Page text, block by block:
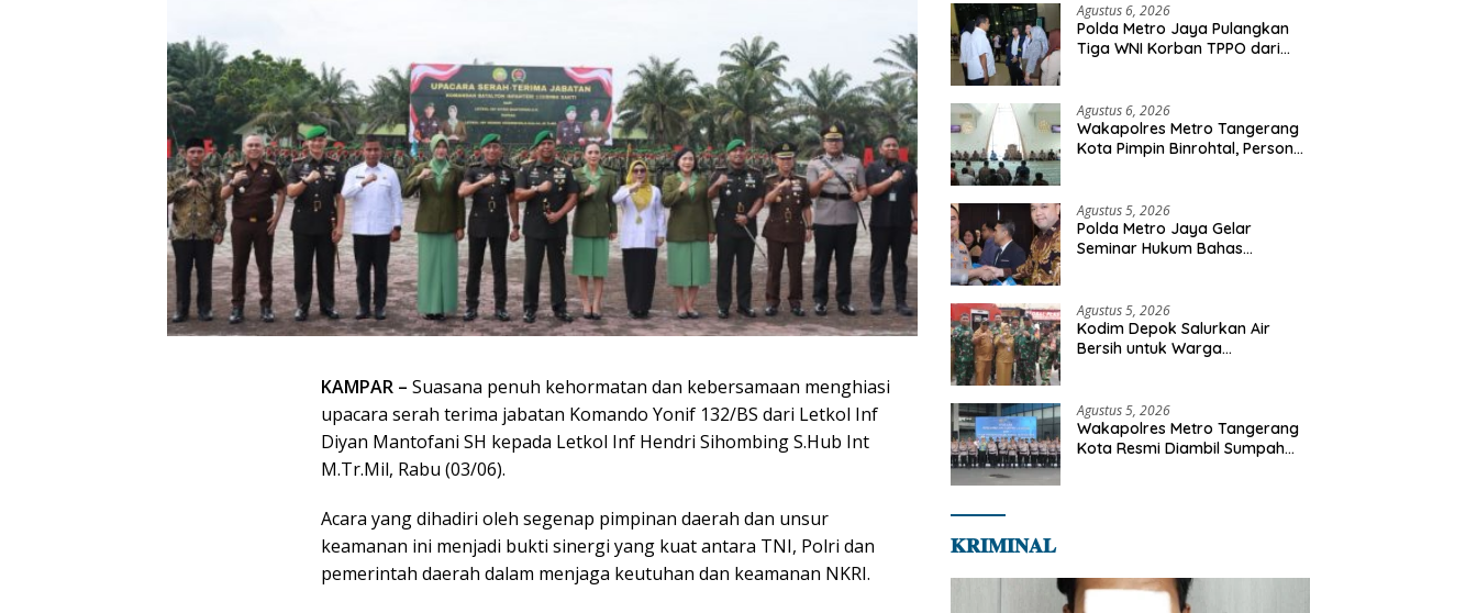
KAMPAR – Suasana penuh kehormatan dan kebersamaan menghiasi
upacara serah terima jabatan Komando Yonif 132/BS dari Letkol Inf
Diyan Mantofani SH kepada Letkol Inf Hendri Sihombing S.Hub Int
M.Tr.Mil, Rabu (03/06).
Acara yang dihadiri oleh segenap pimpinan daerah dan unsur
keamanan ini menjadi bukti sinergi yang kuat antara TNI, Polri dan
pemerintah daerah dalam menjaga keutuhan dan keamanan NKRI.
Agustus 6, 2026
Polda Metro Jaya Pulangkan
Tiga WNI Korban TPPO dari
Agustus 6, 2026
Wakapolres Metro Tangerang
Kota Pimpin Binrohtal, Personel
Agustus 5, 2026
Polda Metro Jaya Gelar
Seminar Hukum Bahas
Agustus 5, 2026
Kodim Depok Salurkan Air
Bersih untuk Warga
Agustus 5, 2026
Wakapolres Metro Tangerang
Kota Resmi Diambil Sumpah
𝐊𝐑𝐈𝐌𝐈𝐍𝐀𝐋